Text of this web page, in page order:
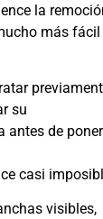
la
más
su
antes de
casi
visibles,